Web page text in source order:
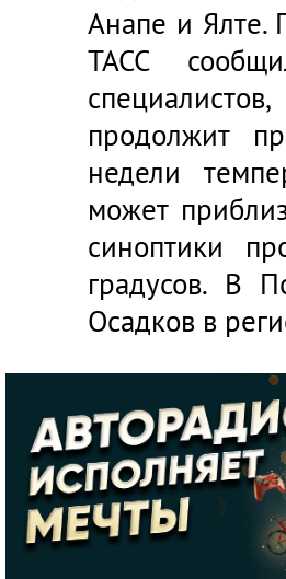
Анапе и Ялте.
ТАСС
продолжит
недели
может
синоптики
градусов. В
Осадков в